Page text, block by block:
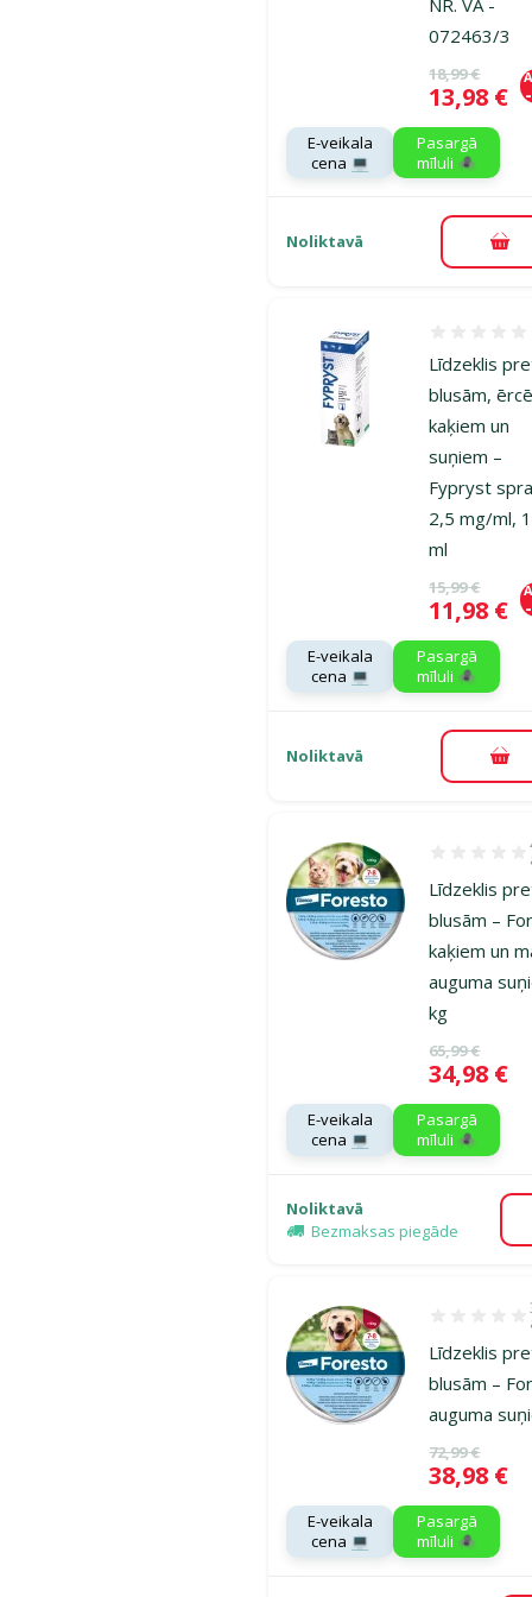
072463/3
Oriģinālā
18,99 €
Cena
13,98 €
E-veikala
cena 💻
Pasargā
mīluli 🕷️
Noliktavā
Līdzeklis
blusām,
kaķiem un
suņiem –
Fypryst
2,5 mg/ml,
ml
Oriģinālā
15,99 €
Cena
11,98 €
E-veikala
cena 💻
Pasargā
mīluli 🕷️
Noliktavā
Līdzeklis
blusām –
kaķiem un
auguma
kg
Oriģinālā
65,99 €
Cena
34,98 €
E-veikala
cena 💻
Pasargā
mīluli 🕷️
Noliktavā
Bezmaksas piegāde
Līdzeklis
blusām –
auguma
Oriģinālā
72,99 €
Cena
38,98 €
E-veikala
cena 💻
Pasargā
mīluli 🕷️